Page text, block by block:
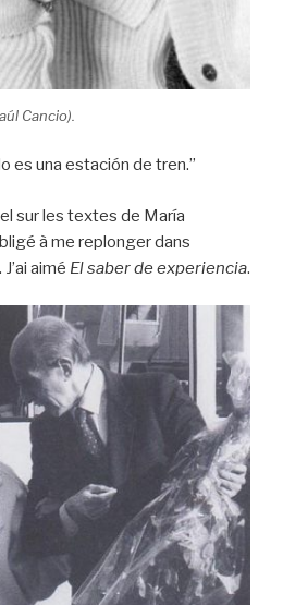
Cancio).
es una estación de tren.”
sur les textes de María
à me replonger dans
aimé El saber de experiencia.